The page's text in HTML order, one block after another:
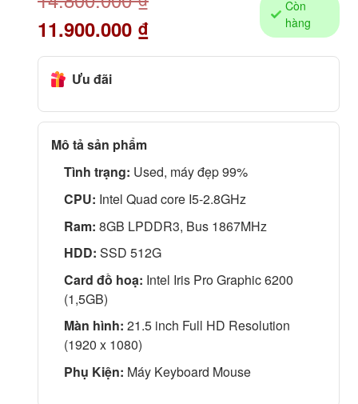
11.900.000 ₫
Còn
hàng
Ưu đãi
Mô tả sản phẩm
Tình trạng: Used, máy đẹp 99%
CPU: Intel Quad core I5-2.8GHz
Ram: 8GB LPDDR3, Bus 1867MHz
HDD: SSD 512G
Card đồ hoạ: Intel Iris Pro Graphic 6200
(1,5GB)
Màn hình: 21.5 inch Full HD Resolution
(1920 x 1080)
Phụ Kiện: Máy Keyboard Mouse